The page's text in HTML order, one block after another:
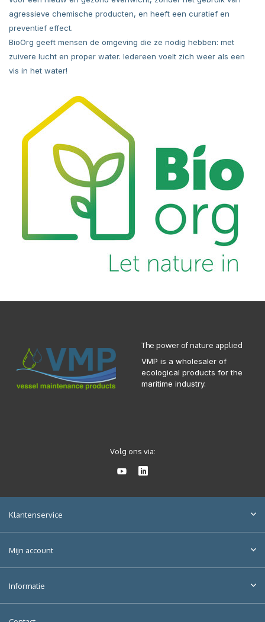
agressieve chemische producten, en heeft een curatief en
preventief effect.
BioOrg geeft mensen de omgeving die ze nodig hebben: met
zuivere lucht en proper water. Iedereen voelt zich weer als een
vis in het water!
The power of nature applied
VMP is a wholesaler of
ecological products for the
maritime industry.
Volg ons via:
Klantenservice
Mijn account
Informatie